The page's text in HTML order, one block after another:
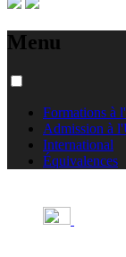
Menu
Formations à
Admission à
International
Équivalences